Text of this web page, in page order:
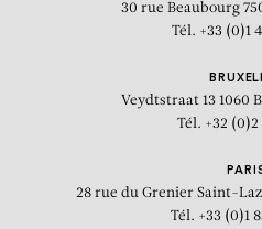
30 rue Beaubourg
Tél. +33 (0)1
Veydtstraat 13 1060
Tél. +32 (0)2
28 rue du Grenier Saint-
Tél. +33 (0)1